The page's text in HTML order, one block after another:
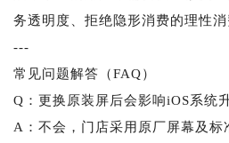
务透明度、拒绝隐形消费的理性消
---
常见问题解答（FAQ）
Q：更换原装屏后会影响iOS系统
A：不会，门店采用原厂屏幕及标